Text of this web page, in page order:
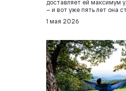
доставляет ей максимум
– и вот уже пять лет она
1 мая 2026